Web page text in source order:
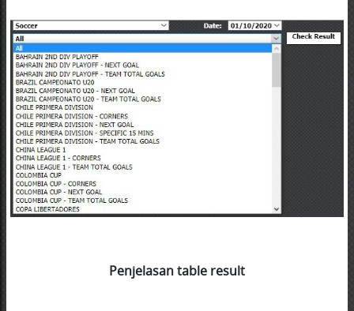
Penjelasan table result